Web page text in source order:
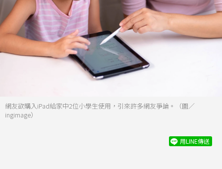
網友欲購入iPad給家中2位小學生使用，引來許多網友爭論。（圖／
ingimage）
用LINE傳送